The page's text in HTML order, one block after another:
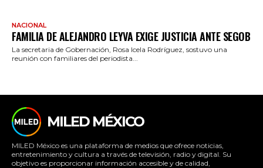
NACIONAL
FAMILIA DE ALEJANDRO LEYVA EXIGE JUSTICIA ANTE SEGOB
La secretaria de Gobernación, Rosa Icela Rodríguez, sostuvo una
reunión con familiares del periodista...
MILED MÉXICO
MILED México es una plataforma de medios que ofrece noticias,
entretenimiento y cultura a través de televisión, radio y digital. Su
objetivo es proporcionar información accesible y de calidad,